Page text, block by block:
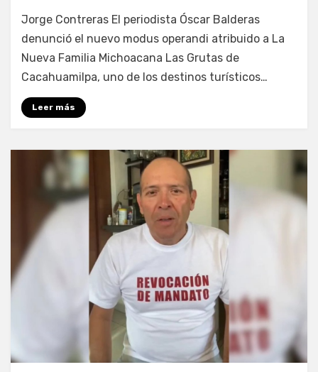
Fernando Miranda Servín
Jorge Contreras El periodista Óscar Balderas
denunció el nuevo modus operandi atribuido a La
Nueva Familia Michoacana Las Grutas de
Cacahuamilpa, uno de los destinos turísticos…
Leer más